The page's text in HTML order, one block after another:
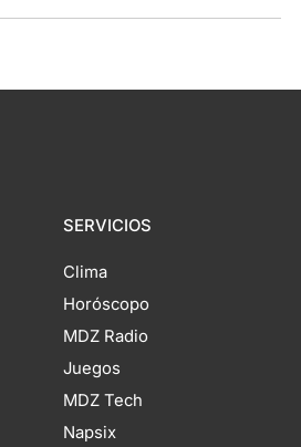
SERVICIOS
Clima
Horóscopo
MDZ Radio
Juegos
MDZ Tech
Napsix